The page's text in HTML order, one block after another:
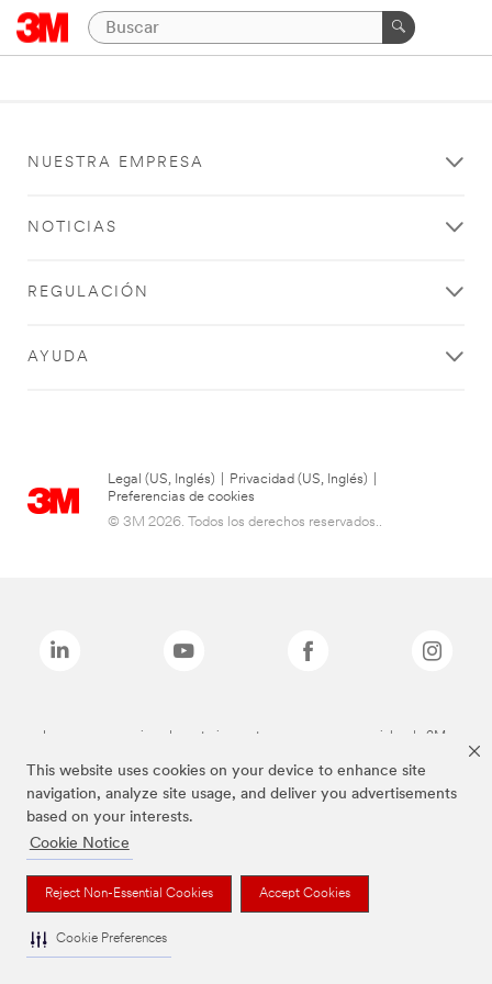
This website uses cookies on your device to enhance site
navigation, analyze site usage, and deliver you advertisements
based on your interests.
Cookie Notice
Reject Non-Essential Cookies Accept Cookies
Cookie Preferences
NUESTRA EMPRESA
NOTICIAS
REGULACIÓN
AYUDA
Legal (US, Inglés) Privacidad (US, Inglés)
Preferencias de cookies
© 3M 2026. Todos los derechos reservados..
Las marcas mencionadas anteriormente son marcas comerciales de 3M.